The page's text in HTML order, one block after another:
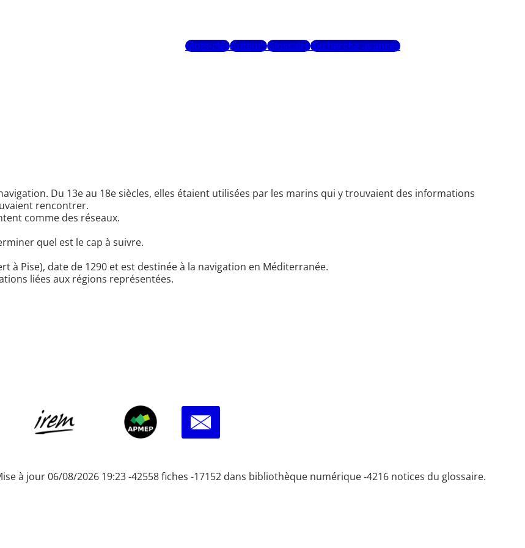
Mots-clésAuteursGlossaireRecherche avancée
Du 13e au 18e siècles, elles étaient utilisées par les marins qui y trouvaient des informations
rencontrer.
comme des réseaux.
quel est le cap à suivre.
à Pise), date de 1290 et est destinée à la navigation en Méditerranée.
liées aux régions représentées.
à jour 06/08/2026 19:23 -42558 fiches -17152 dans bibliothèque numérique -4216 notices du glossaire.